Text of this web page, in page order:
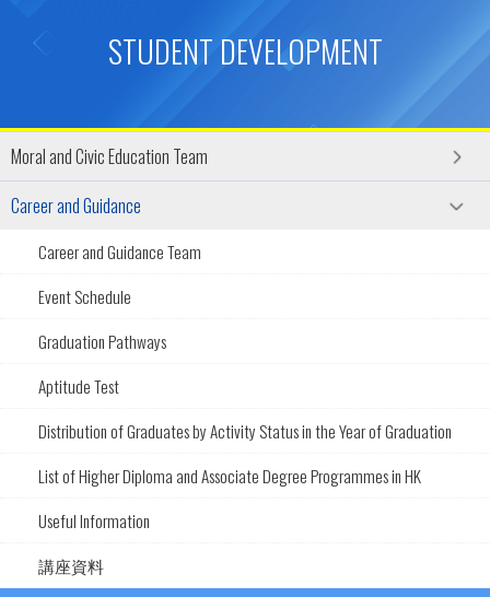
STUDENT DEVELOPMENT
Moral and Civic Education Team
Career and Guidance
Career and Guidance Team
Event Schedule
Graduation Pathways
Aptitude Test
Distribution of Graduates by Activity Status in the Year of Graduation
List of Higher Diploma and Associate Degree Programmes in HK
Useful Information
講座資料